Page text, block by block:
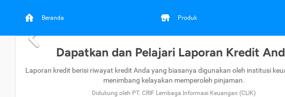
Beranda Produk
Dapatkan dan Pelajari Laporan Kredit
Laporan kredit berisi riwayat kredit Anda yang biasanya digunakan oleh institusi
menimbang kelayakan memperoleh pinjaman.
Didukung oleh PT. CRIF Lembaga Informasi Keuangan (CLIK)